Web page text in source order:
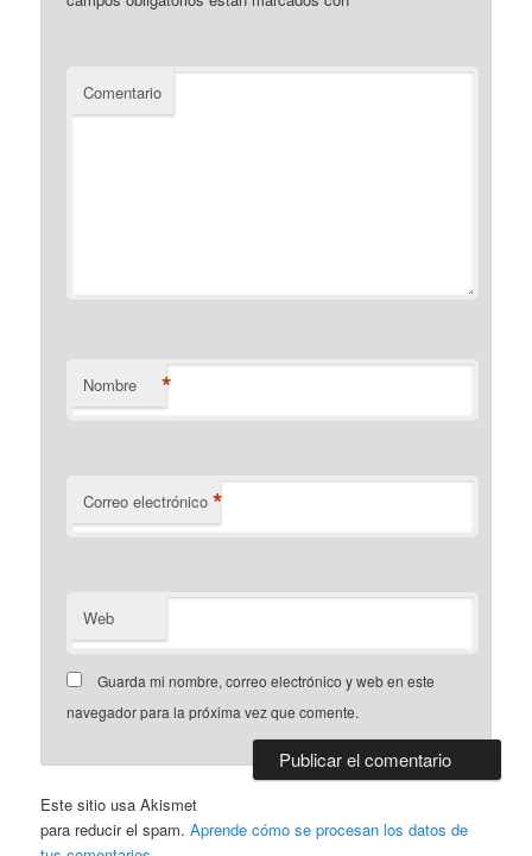
Comentario
Nombre *
Correo electrónico *
Web
Guarda mi nombre, correo electrónico y web en este
navegador para la próxima vez que comente.
Este sitio usa Akismet
para reducir el spam.Aprende cómo se procesan los datos de